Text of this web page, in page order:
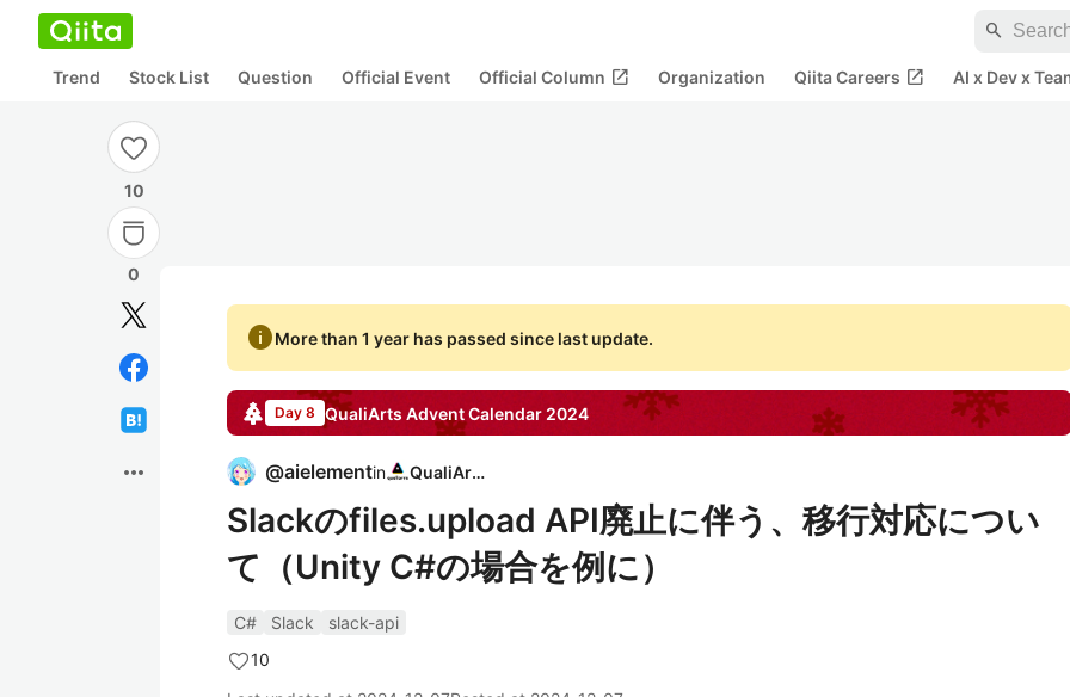
search
Trend Stock List Question Official Event Official Column open_in_new Organization Qiita Careers open_in_new AI x Dev x
10
0
more_horiz
infoMore than 1 year has passed since last update.
Day 8 QualiArts Advent Calendar 2024
@aielementin QualiArts
Slackのfiles.upload API廃止に伴う、移行対応につい
て（Unity C#の場合を例に）
C# Slack
slack-api
10